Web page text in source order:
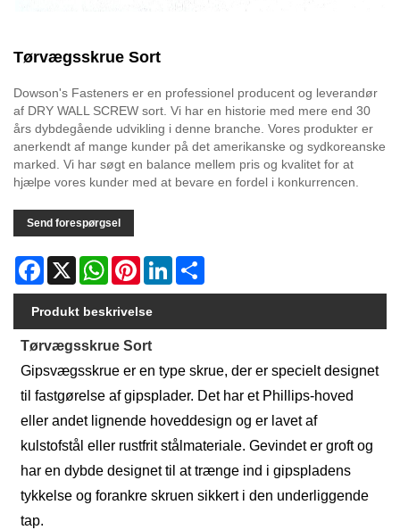
Tørvægsskrue Sort
Dowson's Fasteners er en professionel producent og leverandør
af DRY WALL SCREW sort. Vi har en historie med mere end 30
års dybdegående udvikling i denne branche. Vores produkter er
anerkendt af mange kunder på det amerikanske og sydkoreanske
marked. Vi har søgt en balance mellem pris og kvalitet for at
hjælpe vores kunder med at bevare en fordel i konkurrencen.
Send forespørgsel
Facebook
X WhatsAppPinterestLinkedIn
Produkt beskrivelse
Tørvægsskrue Sort
Gipsvægsskrue er en type skrue, der er specielt designet
til fastgørelse af gipsplader. Det har et Phillips-hoved
eller andet lignende hoveddesign og er lavet af
kulstofstål eller rustfrit stålmateriale. Gevindet er groft og
har en dybde designet til at trænge ind i gipspladens
tykkelse og forankre skruen sikkert i den underliggende
tap.